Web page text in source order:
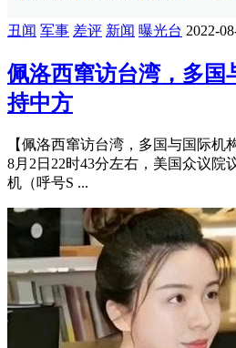
丑闻 军事 差评 新闻 曝光台 2022-
佩洛西窜访台湾，多国
持中方
【佩洛西窜访台湾，多国与国际机
8月2日22时43分左右，美国众议院
机（呼号S ...